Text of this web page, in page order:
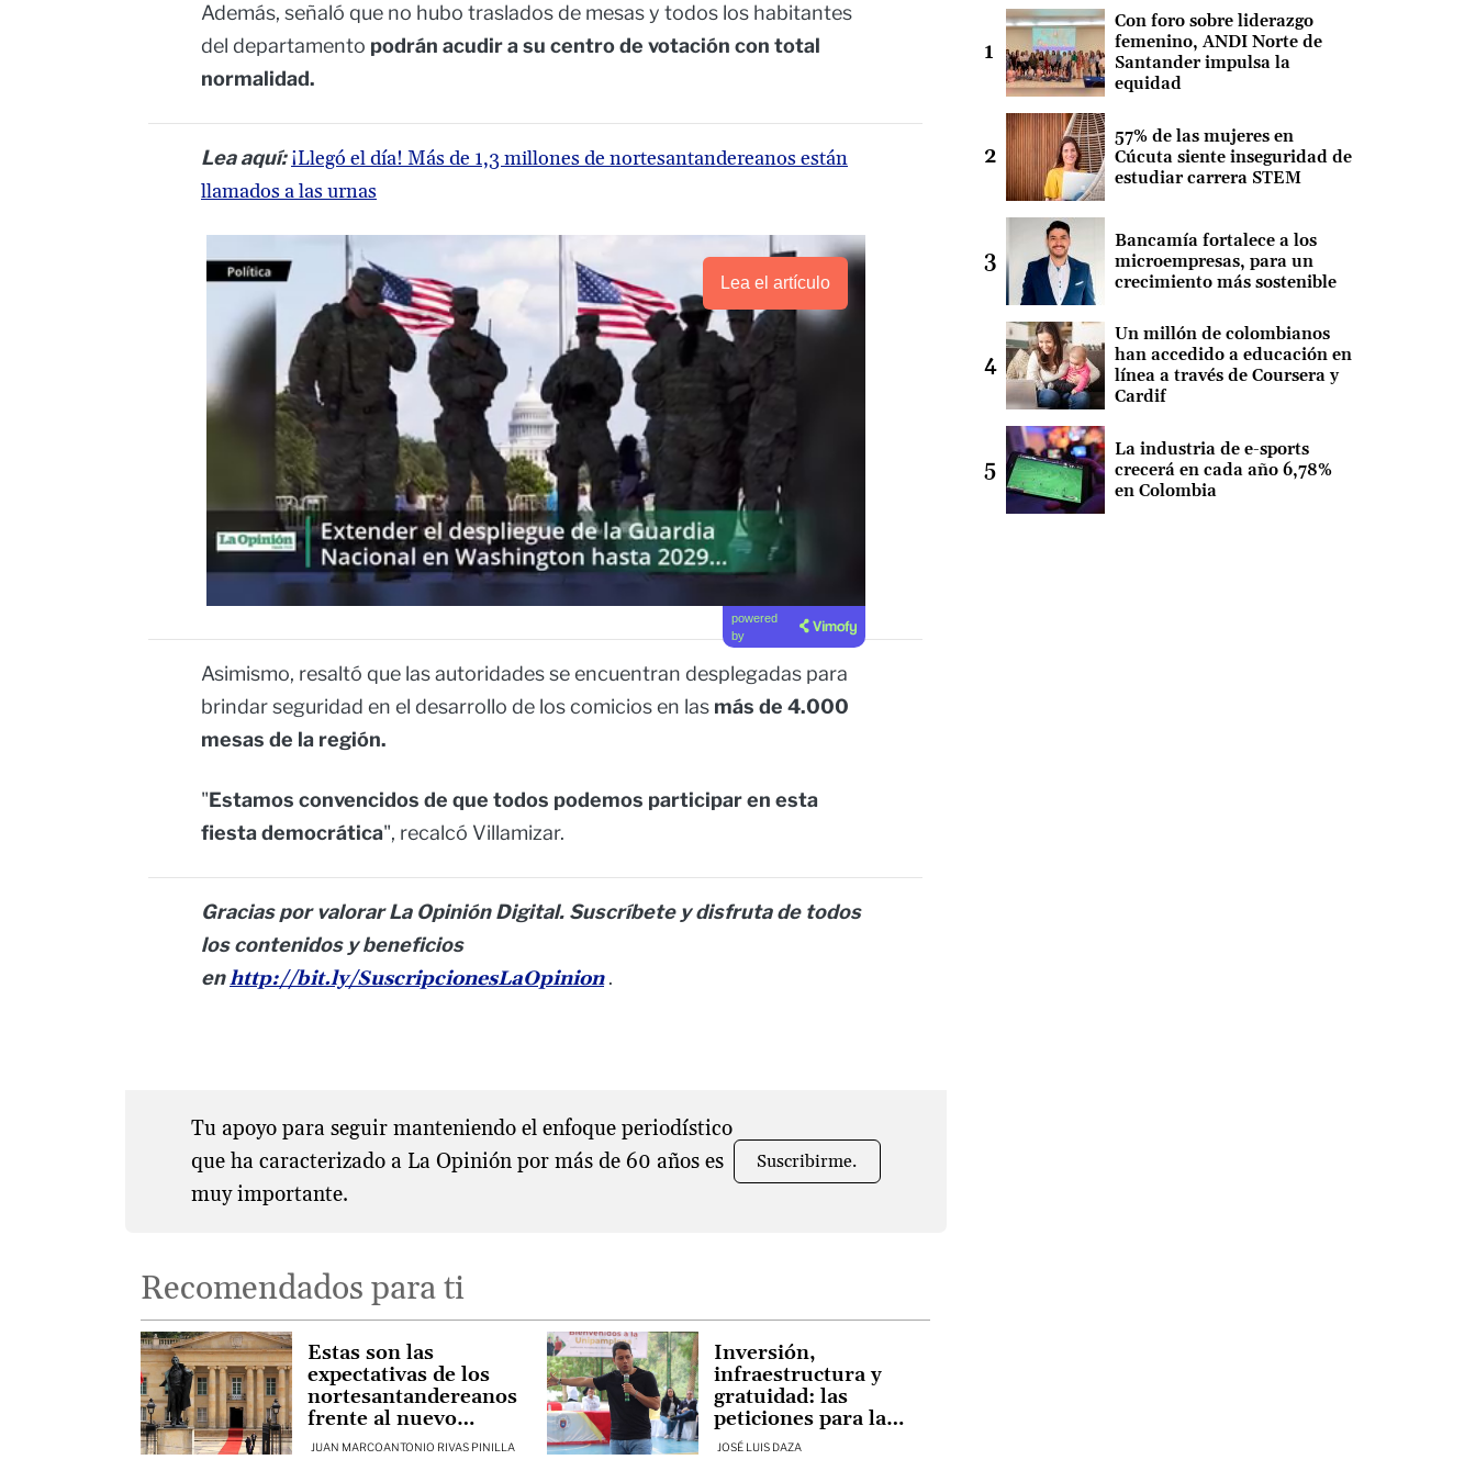
Además, señaló que no hubo traslados de mesas y todos los habitantes
del departamento podrán acudir a su centro de votación con total
normalidad.
Lea aquí:¡Llegó el día! Más de 1,3 millones de nortesantandereanos están
llamados a las urnas
Lea el artículo
powered
by
Asimismo, resaltó que las autoridades se encuentran desplegadas para
brindar seguridad en el desarrollo de los comicios en las más de 4.000
mesas de la región.
"Estamos convencidos de que todos podemos participar en esta
fiesta democrática", recalcó Villamizar.
Gracias por valorar La Opinión Digital. Suscríbete y disfruta de todos
los contenidos y beneficios
enhttp://bit.ly/SuscripcionesLaOpinion.
Tu apoyo para seguir manteniendo el enfoque periodístico
que ha caracterizado a La Opinión por más de 60 años es
muy importante.
Suscribirme.
Recomendados para ti
JUAN MARCOANTONIO RIVAS PINILLA
Estas son las
expectativas de los
nortesantandereanos
frente al nuevo
presidente
JOSÉ LUIS DAZA
Inversión,
infraestructura y
gratuidad: las
peticiones para la
universidad pública
Con foro sobre liderazgo
femenino, ANDI Norte de
Santander impulsa la
equidad
57% de las mujeres en
Cúcuta siente inseguridad de
estudiar carrera STEM
Bancamía fortalece a los
microempresas, para un
crecimiento más sostenible
Un millón de colombianos
han accedido a educación en
línea a través de Coursera y
Cardif
La industria de e-sports
crecerá en cada año 6,78%
en Colombia